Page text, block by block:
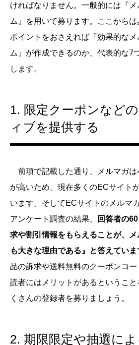
ければなりません。一般的には『
ム』を用いて募ります。ここから
ポイントをおさえれば『効果的な
ム』が作成できるのか、代表的な7
します。
1. 限定クーポンなど
ィブを提供する
前項で記載した通り、メルマガは
が高いため、現在多くのECサイト
います。そしてECサイトのメルマ
アンケート調査の結果、
回答者の
求や割引情報をもらえることが、
も大きな理由である』と答えていま
品の訴求や送料無料のクーポンコ
読者にはメリットがあるというこ
くさんの登録者を募りましょう。
2. 期限限定や抽選に